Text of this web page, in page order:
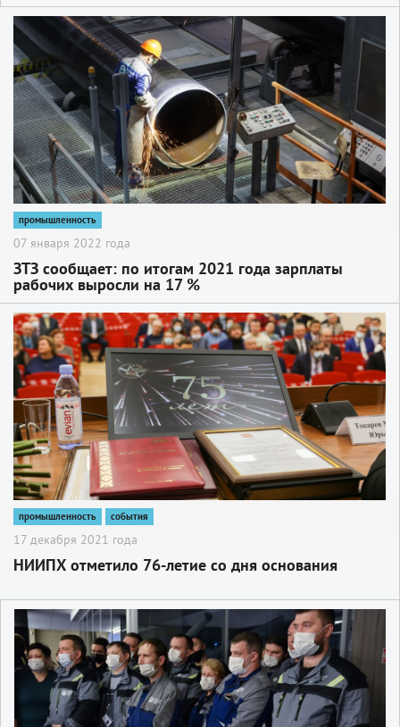
2
промышленность
07 января 2022 года
ЗТЗ сообщает: по итогам 2021 года зарплаты
рабочих выросли на 17 %
2
промышленность события
17 декабря 2021 года
НИИПХ отметило 76-летие со дня основания